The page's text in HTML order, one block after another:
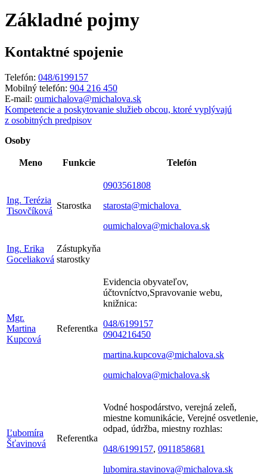
Základné pojmy
Kontaktné spojenie
Telefón: 048/6199157
Mobilný telefón: 904 216 450
E-mail: oumichalova@michalova.sk
Kompetencie a poskytovanie služieb obcou, ktoré vyplývajú
z osobitných predpisov
Osoby
Meno Funkcie Telefón
Ing. Terézia
Tisovčíková
Starostka
0903561808
starosta@michalova
oumichalova@michalova.sk
Ing. Erika
Goceliaková
Zástupkyňa
starostky
Mgr.
Martina
Kupcová
Referentka
Evidencia obyvateľov,
účtovníctvo,Spravovanie webu,
knižnica:
048/6199157
0904216450
martina.kupcova@michalova.sk
oumichalova@michalova.sk
Ľubomíra
Šťavinová
Referentka
Vodné hospodárstvo, verejná zeleň,
miestne komunikácie, Verejné osvetlenie,
odpad, údržba, miestny rozhlas:
048/6199157, 0911858681
lubomira.stavinova@michalova.sk